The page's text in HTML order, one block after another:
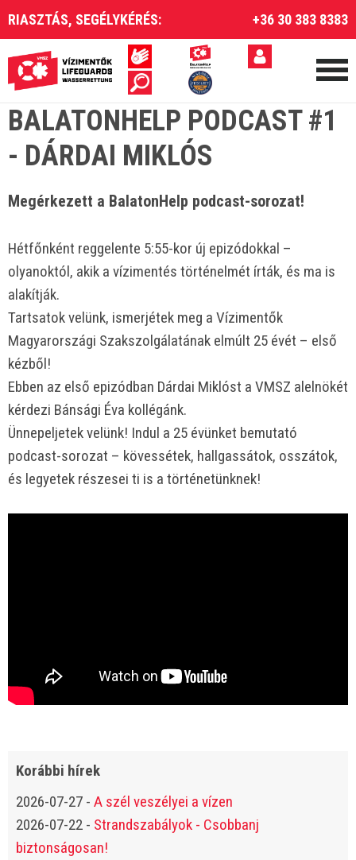
RIASZTÁS, SEGÉLYKÉRÉS: +36 30 383 8383
BALATONHELP PODCAST #1
- DÁRDAI MIKLÓS
️Megérkezett a BalatonHelp podcast-sorozat!
Hétfőnként reggelente 5:55-kor új epizódokkal –
olyanoktól, akik a vízimentés történelmét írták, és ma is
alakítják.
Tartsatok velünk, ismerjétek meg a Vízimentők
Magyarországi Szakszolgálatának elmúlt 25 évét – első
kézből!
Ebben az első epizódban Dárdai Miklóst a VMSZ alelnökét
kérdezi Bánsági Éva kollégánk.
Ünnepeljetek velünk! Indul a 25 évünket bemutató
podcast-sorozat – kövessétek, hallgassátok, osszátok,
és legyetek részesei ti is a történetünknek!
Korábbi hírek
2026-07-27 - A szél veszélyei a vízen
2026-07-22 - Strandszabályok - Csobbanj
biztonságosan!